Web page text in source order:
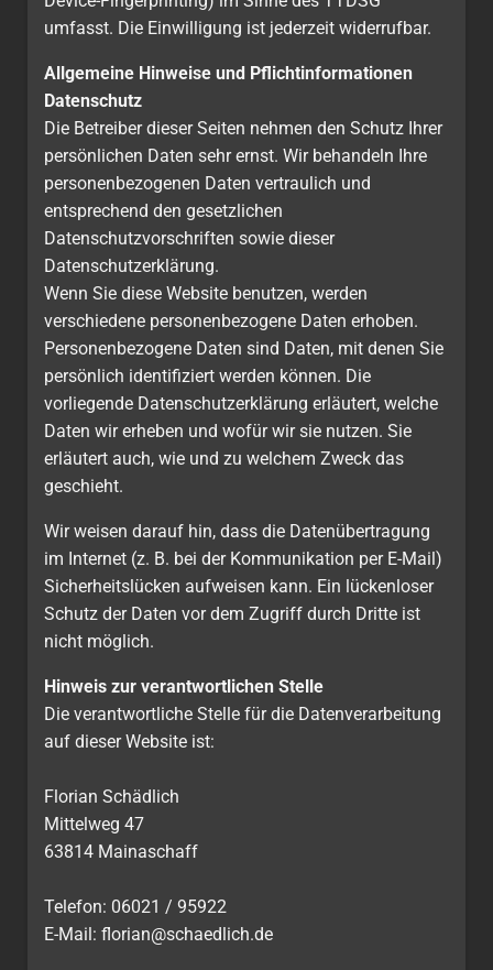
umfasst. Die Einwilligung ist jederzeit widerrufbar.
Allgemeine Hinweise und Pflicht­informationen
Datenschutz
Die Betreiber dieser Seiten nehmen den Schutz Ihrer
persönlichen Daten sehr ernst. Wir behandeln Ihre
personenbezogenen Daten vertraulich und
entsprechend den gesetzlichen
Datenschutzvorschriften sowie dieser
Datenschutzerklärung.
Wenn Sie diese Website benutzen, werden
verschiedene personenbezogene Daten erhoben.
Personenbezogene Daten sind Daten, mit denen Sie
persönlich identifiziert werden können. Die
vorliegende Datenschutzerklärung erläutert, welche
Daten wir erheben und wofür wir sie nutzen. Sie
erläutert auch, wie und zu welchem Zweck das
geschieht.
Wir weisen darauf hin, dass die Datenübertragung
im Internet (z. B. bei der Kommunikation per E-Mail)
Sicherheitslücken aufweisen kann. Ein lückenloser
Schutz der Daten vor dem Zugriff durch Dritte ist
nicht möglich.
Hinweis zur verantwortlichen Stelle
Die verantwortliche Stelle für die Datenverarbeitung
auf dieser Website ist:
Florian Schädlich
Mittelweg 47
63814 Mainaschaff
Telefon: 06021 / 95922
E-Mail: florian@schaedlich.de